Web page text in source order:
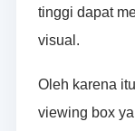
tinggi dapat
visual.
Oleh karena
viewing box